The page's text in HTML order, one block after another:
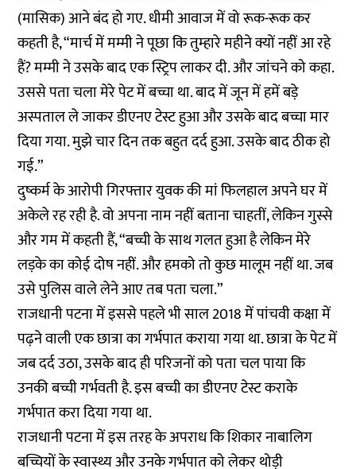
(मासिक) आने बंद हो गए. धीमी आवाज में वो रूक-रूक कर
कहती है, “मार्च में मम्मी ने पूछा कि तुम्हारे महीने क्यों नहीं आ रहे
हैं? मम्मी ने उसके बाद एक स्ट्रिप लाकर दी. और जांचने को कहा.
उससे पता चला मेरे पेट में बच्चा था. बाद में जून में हमें बड़े
अस्पताल ले जाकर डीएनए टेस्ट हुआ और उसके बाद बच्चा मार
दिया गया. मुझे चार दिन तक बहुत दर्द हुआ. उसके बाद ठीक हो
गई.”
दुष्कर्म के आरोपी गिरफ्तार युवक की मां फिलहाल अपने घर में
अकेले रह रही है. वो अपना नाम नहीं बताना चाहतीं, लेकिन गुस्से
और गम में कहती हैं, “बच्ची के साथ गलत हुआ है लेकिन मेरे
लड़के का कोई दोष नहीं. और हमको तो कुछ मालूम नहीं था. जब
उसे पुलिस वाले लेने आए तब पता चला.”
राजधानी पटना में इससे पहले भी साल 2018 में पांचवी कक्षा में
पढ़ने वाली एक छात्रा का गर्भपात कराया गया था. छात्रा के पेट में
जब दर्द उठा, उसके बाद ही परिजनों को पता चल पाया कि
उनकी बच्ची गर्भवती है. इस बच्ची का डीएनए टेस्ट कराके
गर्भपात करा दिया गया था.
राजधानी पटना में इस तरह के अपराध कि शिकार नाबालिग
बच्चियों के स्वास्थ्य और उनके गर्भपात को लेकर थोड़ी